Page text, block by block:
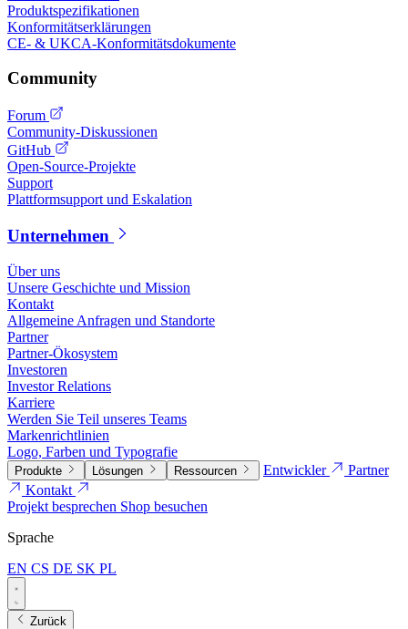
Produktspezifikationen
Konformitätserklärungen
CE- & UKCA-Konformitätsdokumente
Community
Forum
Community-Diskussionen
GitHub
Open-Source-Projekte
Support
Plattformsupport und Eskalation
Unternehmen
Über uns
Unsere Geschichte und Mission
Kontakt
Allgemeine Anfragen und Standorte
Partner
Partner-Ökosystem
Investoren
Investor Relations
Karriere
Werden Sie Teil unseres Teams
Markenrichtlinien
Logo, Farben und Typografie
Produkte Lösungen Ressourcen Entwickler
Partner
Kontakt
Projekt besprechen Shop besuchen
Sprache
EN CS DE SK PL
Zurück